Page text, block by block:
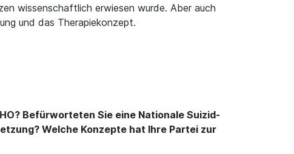
wissenschaftlich erwiesen wurde. Aber auch
und das Therapiekonzept.
Befürworteten Sie eine Nationale Suizid-
Welche Konzepte hat Ihre Partei zur